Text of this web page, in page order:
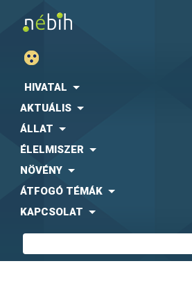
HIVATAL
AKTUÁLIS
ÁLLAT
ÉLELMISZER
NÖVÉNY
ÁTFOGÓ TÉMÁK
KAPCSOLAT